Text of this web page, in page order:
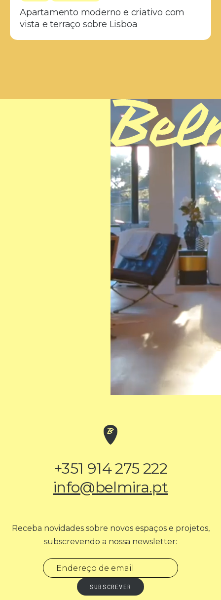
Apartamento moderno e criativo com
vista e terraço sobre Lisboa
+351 914 275 222
info@belmira.pt
Receba novidades sobre novos espaços e projetos,
subscrevendo a nossa newsletter: